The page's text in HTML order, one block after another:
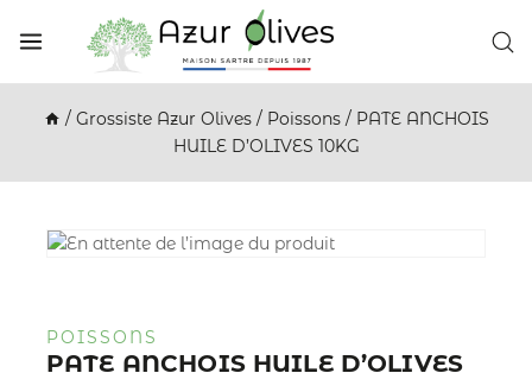
/ Grossiste Azur Olives / Poissons / PATE ANCHOIS
HUILE D’OLIVES 10KG
POISSONS
PATE ANCHOIS HUILE D’OLIVES